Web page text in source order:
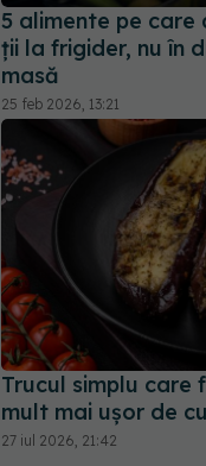
5 alimente pe care
ții la frigider, nu în
masă
25 feb 2026, 13:21
Trucul simplu care
mult mai ușor de
27 iul 2026, 21:42